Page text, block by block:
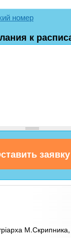
номер
к